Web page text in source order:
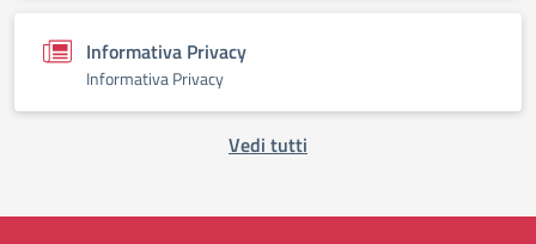
Informativa Privacy
Informativa Privacy
Vedi tutti